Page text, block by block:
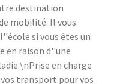
destination
mobilité. Il vous
si vous êtes un
en raison d''une
en charge
transport pour vos